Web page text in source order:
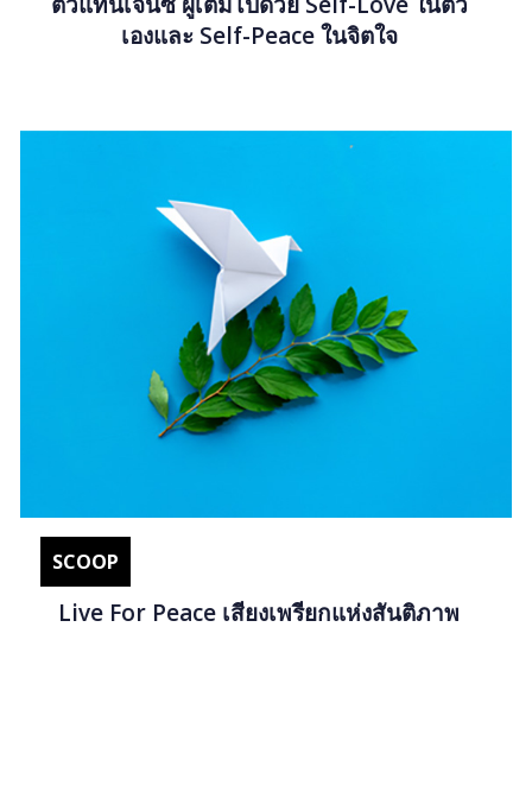
เองและ Self-Peace ในจิตใจ
SCOOP
Live For Peace เสียงเพรียกแห่งสันติภาพ